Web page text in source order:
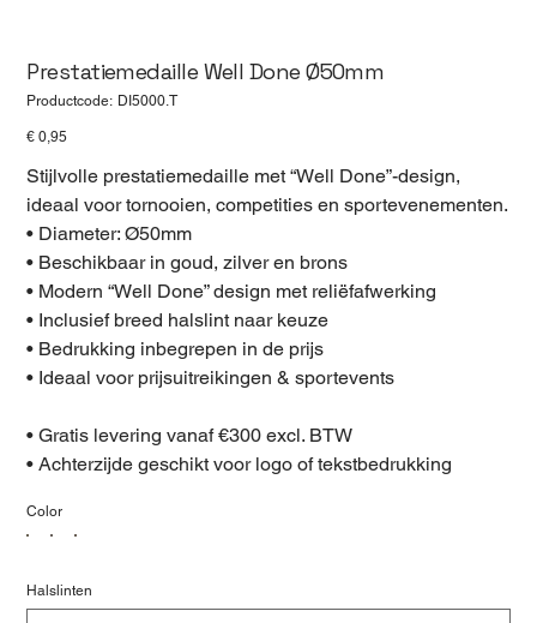
Prestatiemedaille Well Done Ø50mm
Productcode: Productcode
DI5000.T
Prijs
€ 0,95
Stijlvolle prestatiemedaille met “Well Done”-design,
ideaal voor tornooien, competities en sportevenementen.
• Diameter: Ø50mm
• Beschikbaar in goud, zilver en brons
• Modern “Well Done” design met reliëfafwerking
• Inclusief breed halslint naar keuze
• Bedrukking inbegrepen in de prijs
• Ideaal voor prijsuitreikingen & sportevents
• Gratis levering vanaf €300 excl. BTW
• Achterzijde geschikt voor logo of tekstbedrukking
Color
Halslinten